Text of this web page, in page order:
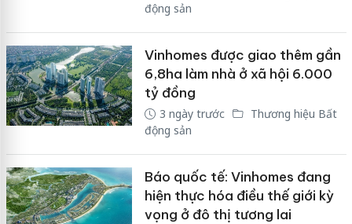
động sản
Vinhomes được giao thêm gần
6,8ha làm nhà ở xã hội 6.000
tỷ đồng
3 ngày trước
Thương hiệu Bất
động sản
Báo quốc tế: Vinhomes đang
hiện thực hóa điều thế giới kỳ
vọng ở đô thị tương lai